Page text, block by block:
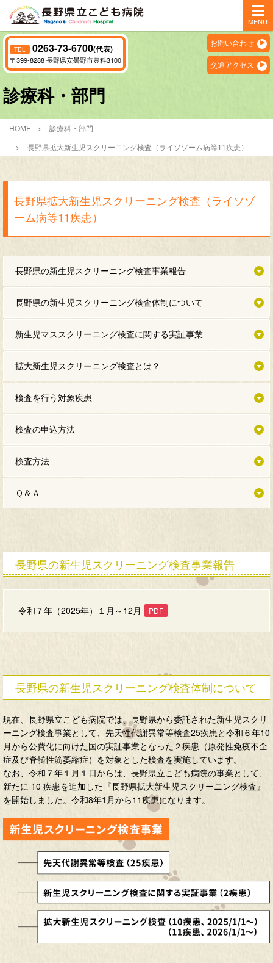
MENU
TEL 0263-73-6700(代表)
〒399-8288 長野県安曇野市豊科3100
お問い合わせ
交通アクセス
診療科・部門
HOME
診療科・部門
長野県拡大新生児スクリーニング検査（ライソゾーム病等11疾患）
長野県拡大新生児スクリーニング検査（ライソゾ
ーム病等11疾患）
長野県の新生児スクリーニング検査事業報告
長野県の新生児スクリーニング検査体制について
新生児マススクリーニング検査に関する実証事業
拡大新生児スクリーニング検査とは？
検査を行う対象疾患
検査の申込方法
検査方法
Ｑ＆Ａ
長野県の新生児スクリーニング検査事業報告
令和７年（2025年）１月～12月
長野県の新生児スクリーニング検査体制について
現在、長野県立こども病院では、長野県から委託された新生児スクリ
ーニング検査事業として、先天性代謝異常等検査25疾患と令和６年10
月から公費化に向けた国の実証事業となった２疾患（原発性免疫不全
症及び脊髄性筋萎縮症）を対象とした検査を実施しています。
なお、令和７年１月１日からは、長野県立こども病院の事業として、
新たに 10 疾患を追加した『長野県拡大新生児スクリーニング検査』
を開始しました。令和8年1月から11疾患になります。